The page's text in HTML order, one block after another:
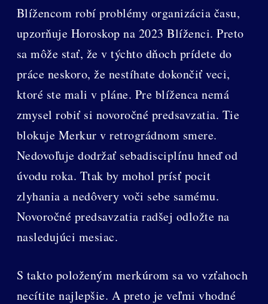
Blížencom robí problémy organizácia času,
upzorňuje Horoskop na 2023 Blíženci. Preto
sa môže stať, že v týchto dňoch prídete do
práce neskoro, že nestíhate dokončiť veci,
ktoré ste mali v pláne. Pre blíženca nemá
zmysel robiť si novoročné predsavzatia. Tie
blokuje Merkur v retrográdnom smere.
Nedovoľuje dodržať sebadisciplínu hneď od
úvodu roka. Ttak by mohol prísť pocit
zlyhania a nedôvery voči sebe samému.
Novoročné predsavzatia radšej odložte na
nasledujúci mesiac.
S takto položeným merkúrom sa vo vzťahoch
necítite najlepšie. A preto je veľmi vhodné